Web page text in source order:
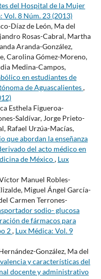
del Hospital de la Mujer
Vol. 8 Núm. 23 (2013)
Díaz de León, Ma del
Rosas-Cabral, Martha
Aranda-González,
Carolina Gómez-Moreno,
Medina-Campos,
en estudiantes de
de Aguascalientes,
Esthela Figueroa-
Saldívar, Jorge Prieto-
Rafael Urzúa-Macías,
que abordan la enseñanza
del acto médico en
de México, Lux
Manuel Robles-
Miguel Ángel García-
Carmen Terrones-
sodio- glucosa
de fármacos para
2, Lux Médica: Vol. 9
González, Ma del
y características del
docente y administrativo